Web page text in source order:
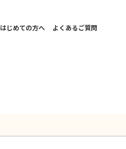
はじめての方へ よくあるご質問